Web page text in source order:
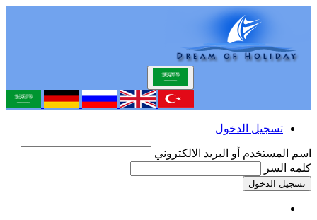
تسجيل الدخول
اسم المستخدم أو البريد الالكتروني
كلمه السر
تسجيل الدخول